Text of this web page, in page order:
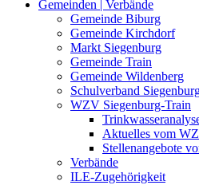
Gemeinden | Verbände
Gemeinde Biburg
Gemeinde Kirchdorf
Markt Siegenburg
Gemeinde Train
Gemeinde Wildenberg
Schulverband
WZV Siegenburg-Train
Aktuelles vom
Stellenangebote
Verbände
ILE-Zugehörigkeit